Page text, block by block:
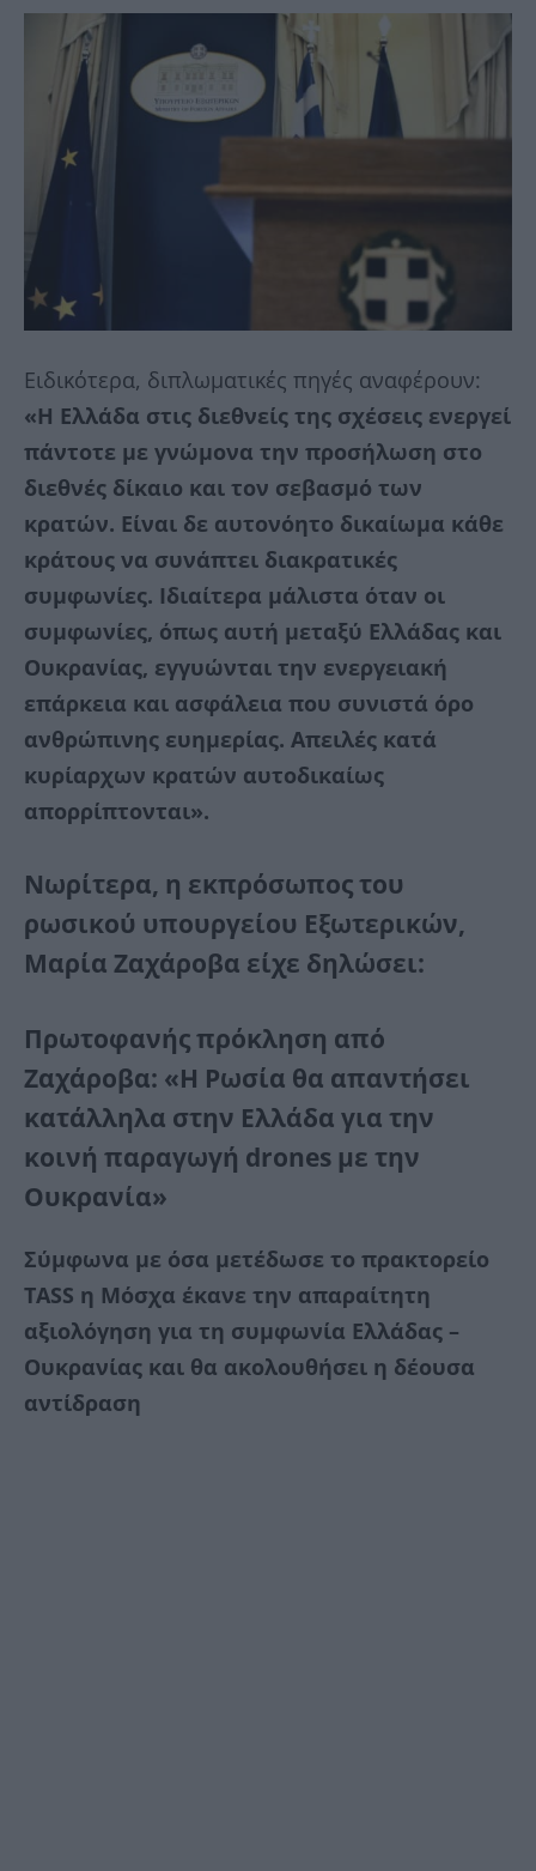
Ειδικότερα, διπλωματικές πηγές αναφέρουν:
«Η Ελλάδα στις διεθνείς της σχέσεις ενεργεί
πάντοτε με γνώμονα την προσήλωση στο
διεθνές δίκαιο και τον σεβασμό των
κρατών. Είναι δε αυτονόητο δικαίωμα κάθε
κράτους να συνάπτει διακρατικές
συμφωνίες. Ιδιαίτερα μάλιστα όταν οι
συμφωνίες, όπως αυτή μεταξύ Ελλάδας και
Ουκρανίας, εγγυώνται την ενεργειακή
επάρκεια και ασφάλεια που συνιστά όρο
ανθρώπινης ευημερίας. Απειλές κατά
κυρίαρχων κρατών αυτοδικαίως
απορρίπτονται».
Νωρίτερα, η εκπρόσωπος του
ρωσικού υπουργείου Εξωτερικών,
Μαρία Ζαχάροβα είχε δηλώσει:
Πρωτοφανής πρόκληση από
Ζαχάροβα: «H Ρωσία θα απαντήσει
κατάλληλα στην Ελλάδα για την
κοινή παραγωγή drones με την
Ουκρανία»
Σύμφωνα με όσα μετέδωσε το πρακτορείο
TASS η Μόσχα έκανε την απαραίτητη
αξιολόγηση για τη συμφωνία Ελλάδας –
Ουκρανίας και θα ακολουθήσει η δέουσα
αντίδραση